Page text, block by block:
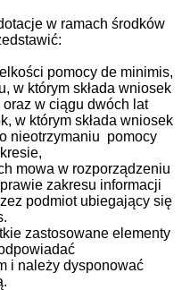
w ramach środków
pomocy de minimis,
w którym składa wniosek
w ciągu dwóch lat
w którym składa wniosek
nieotrzymaniu pomocy
mowa w rozporządzeniu
zakresu informacji
podmiot ubiegający się
zastosowane elementy
i należy dysponować